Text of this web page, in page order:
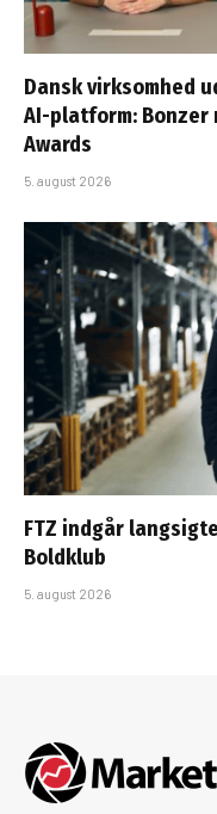
Dansk virksomhed
AI-platform: Bonzer
Awards
5. august 2026
FTZ indgår
Boldklub
5. august 2026